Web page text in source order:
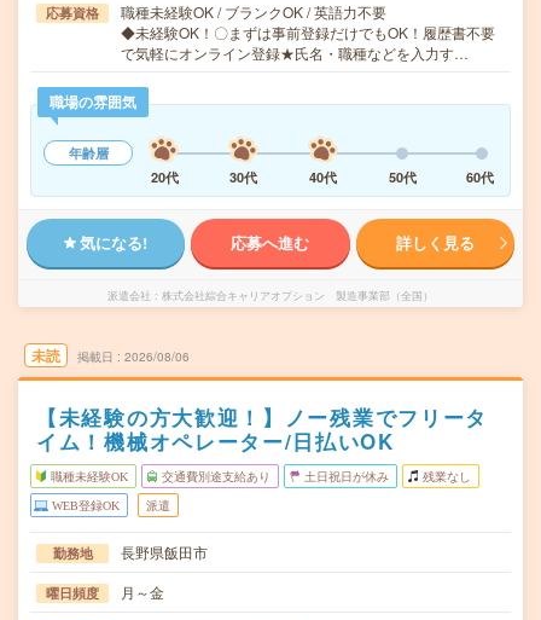
応募資格
職種未経験OK / ブランクOK / 英語力不要
◆未経験OK！〇まずは事前登録だけでもOK！履歴書不要
で気軽にオンライン登録★氏名・職種などを入力す…
職場の雰囲気
年齢層
20代
30代 40代 50代 60代
気になる! 応募へ進む 詳しく見る
派遣会社 株式会社綜合キャリアオプション 製造事業部（全国）
未読 掲載日 2026/08/06
【未経験の方大歓迎！】ノー残業でフリータ
イム！機械オペレーター/日払いOK
職種未経験OK 交通費別途支給あり 土日祝日が休み 残業なし
WEB登録OK 派遣
勤務地 長野県飯田市
曜日頻度 月～金